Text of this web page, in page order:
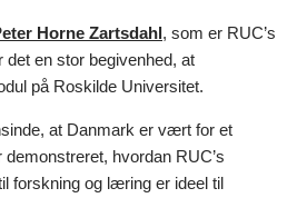
Horne Zartsdahl, som er RUC’s
det en stor begivenhed, at
på Roskilde Universitet.
at Danmark er vært for et
hvordan RUC’s
forskning og læring er ideel til